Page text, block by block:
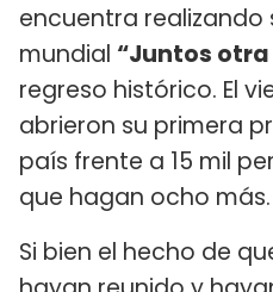
encuentra realizando
mundial “Juntos otra
regreso histórico. El
abrieron su primera
país frente a 15 mil
que hagan ocho más.
Si bien el hecho de